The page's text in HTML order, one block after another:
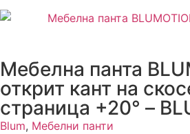
Мебелна панта
открит кант на
страница +20° –
Blum, Мебелни панти